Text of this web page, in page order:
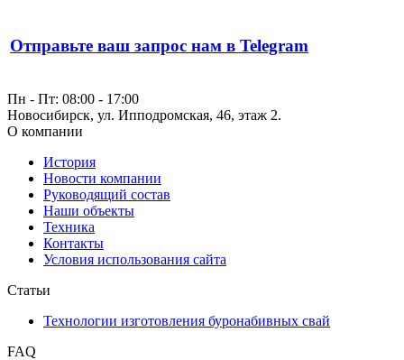
Отправьте ваш запрос нам в Telegram
Пн - Пт: 08:00 - 17:00
Новосибирск, ул. Ипподромская, 46, этаж 2.
О компании
История
Новости компании
Руководящий состав
Наши объекты
Техника
Контакты
Условия использования сайта
Статьи
Технологии изготовления буронабивных свай
FAQ